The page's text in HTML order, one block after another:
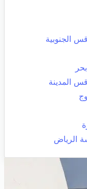
الجنوبية
المدينة
الرياض